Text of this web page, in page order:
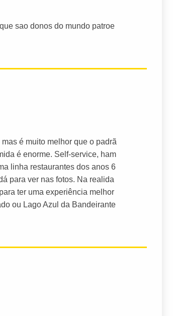
sao donos do mundo patroe
é muito melhor que o padrã
é enorme. Self-service, ham
linha restaurantes dos anos 6
para ver nas fotos. Na realida
ter uma experiência melhor
ou Lago Azul da Bandeirante